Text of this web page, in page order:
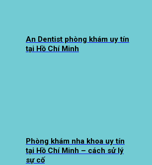
An Dentist phòng khám uy tín
tại Hồ Chí Minh
Phòng khám nha khoa uy tín
tại Hồ Chí Minh – cách sử lý
sự cố